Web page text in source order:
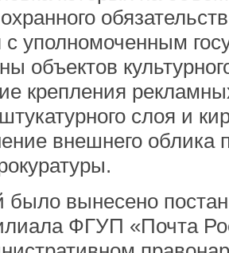
с уполномоченным
объектов
крепления
слоя и
внешнего облика
было вынесено
ФГУП «Почта